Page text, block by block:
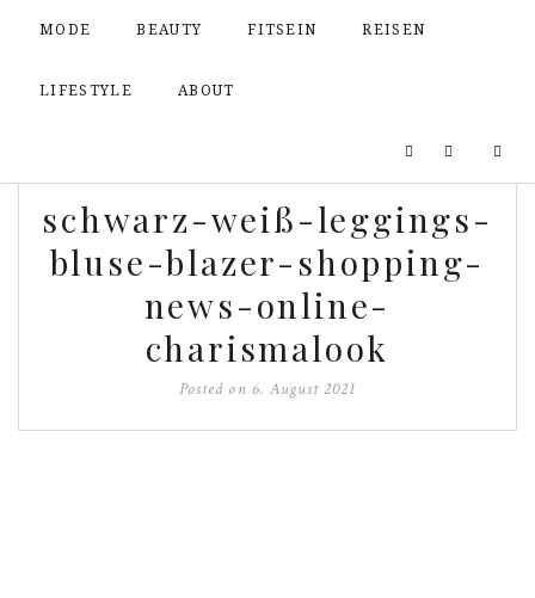
MODE BEAUTY FITSEIN REISEN
LIFESTYLE ABOUT
schwarz-weiß-leggings-
bluse-blazer-shopping-
news-online-
charismalook
Posted on 6. August 2021